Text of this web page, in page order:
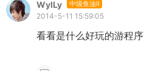
WylLy 中级鱼油II
2014-5-11 15:59:05
看看是什么好玩的游程序